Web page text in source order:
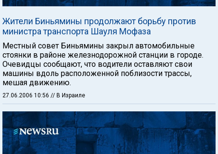
Жители Биньямины продолжают борьбу против
министра транспорта Шауля Мофаза
Местный совет Биньямины закрыл автомобильные
стоянки в районе железнодорожной станции в городе.
Очевидцы сообщают, что водители оставляют свои
машины вдоль расположенной поблизости трассы,
мешая движению.
27.06.2006 10:56 // В Израиле